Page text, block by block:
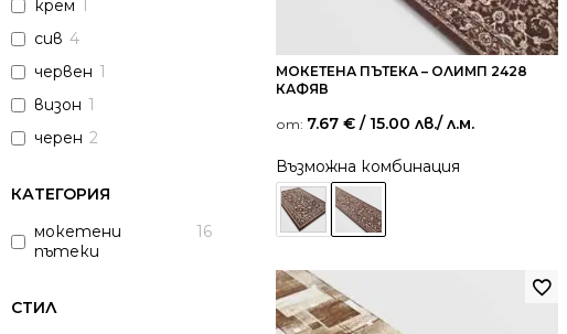
крем 1
сив 4
червен 1
визон 1
черен 2
КАТЕГОРИЯ
мокетени
пътеки
16
СТИЛ
МОКЕТЕНА ПЪТЕКА – ОЛИМП 2428
КАФЯВ
от: 7.67 € / 15.00 лв./ л.м.
Възможна комбинация